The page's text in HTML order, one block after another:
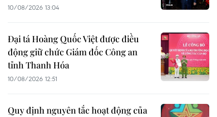
10/08/2026 13:04
Đại tá Hoàng Quốc Việt được điều
động giữ chức Giám đốc Công an
tỉnh Thanh Hóa
10/08/2026 12:51
Quy định nguyên tắc hoạt động của